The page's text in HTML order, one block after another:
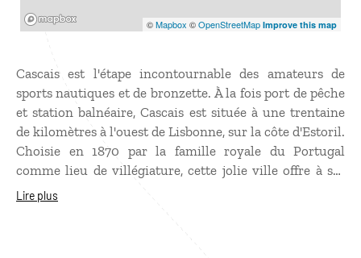
©Mapbox ©OpenStreetMap Improve this map
Cascais est l'étape incontournable des amateurs de
sports nautiques et de bronzette. À la fois port de pêche
et station balnéaire, Cascais est située à une trentaine
de kilomètres à l'ouest de Lisbonne, sur la côte d'Estoril.
Choisie en 1870 par la famille royale du Portugal
comme lieu de villégiature, cette jolie ville offre à ses
visiteurs une architecture remarquable mêlant azulejos
Lire plus